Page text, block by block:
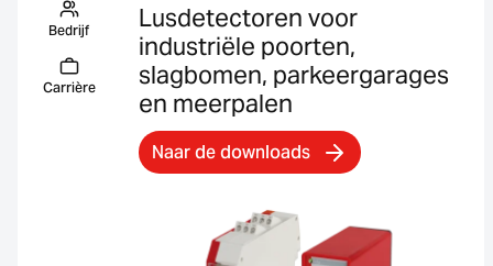
Bedrijf
Carrière
Lusdetectoren voor
industriële poorten,
slagbomen, parkeergarages
en meerpalen
Naar de downloads